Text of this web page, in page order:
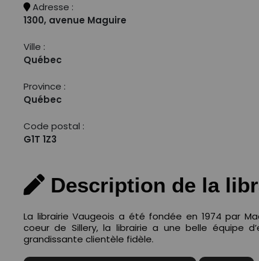
Adresse :
1300, avenue Maguire
Ville :
Québec
Province :
Québec
Code postal :
G1T 1Z3
Description de la
La librairie Vaugeois a été fondée en 1974 par
coeur de Sillery, la librairie a une belle équipe
grandissante clientèle fidèle.